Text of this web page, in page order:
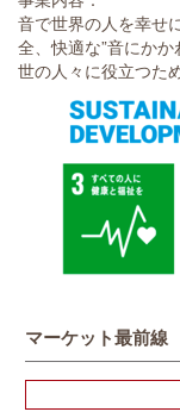
音で世界の人を幸せ
全、快適な”音にかか
世の人々に役立つた
マーケット最前線